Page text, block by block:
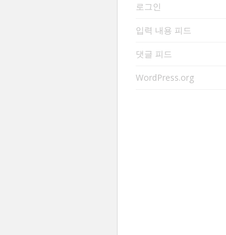
로그인
입력 내용 피드
댓글 피드
WordPress.org